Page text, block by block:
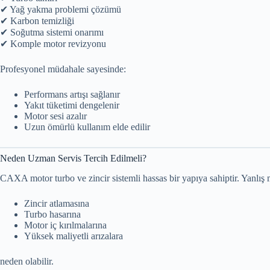
✔ Yağ yakma problemi çözümü
✔ Karbon temizliği
✔ Soğutma sistemi onarımı
✔ Komple motor revizyonu
Profesyonel müdahale sayesinde:
Performans artışı sağlanır
Yakıt tüketimi dengelenir
Motor sesi azalır
Uzun ömürlü kullanım elde edilir
Neden Uzman Servis Tercih Edilmeli?
CAXA motor turbo ve zincir sistemli hassas bir yapıya sahiptir. Yanlış
Zincir atlamasına
Turbo hasarına
Motor iç kırılmalarına
Yüksek maliyetli arızalara
neden olabilir.